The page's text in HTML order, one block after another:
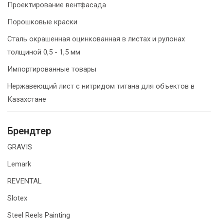
Проектирование вентфасада
Порошковые краски
Сталь окрашенная оцинкованная в листах и рулонах
толщиной 0,5 - 1,5 мм
Импортированные товары
Нержавеющий лист с нитридом титана для объектов в
Казахстане
Брендтер
GRAVIS
Lemark
REVENTAL
Slotex
Steel Reels Painting